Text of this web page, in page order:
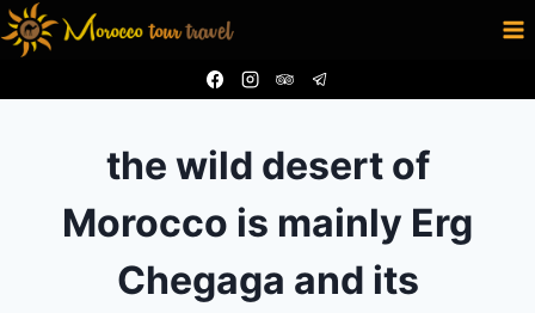
Skip
to
the wild desert of
Morocco is mainly Erg
Chegaga and its